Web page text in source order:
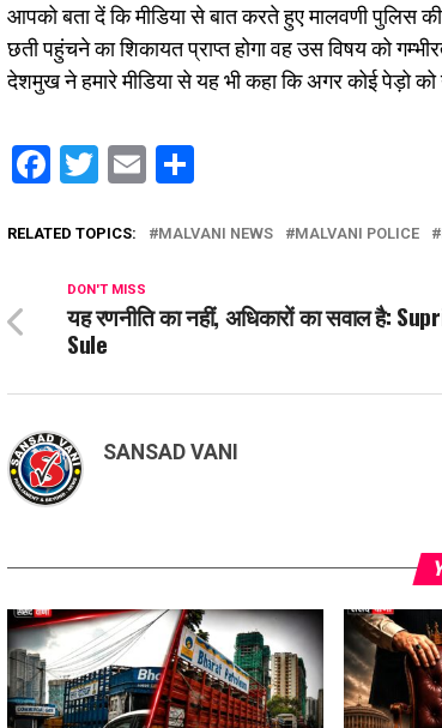
आपको बता दें कि मीडिया से बात करते हुए मालवणी पुलिस
छती पहुंचने का शिकायत प्राप्त होगा वह उस विषय को
देशमुख ने हमारे मीडिया से यह भी कहा कि अगर कोई पेड़ो
Facebook
Twitter
Email
RELATED TOPICS: MALVANI NEWS MALVANI POLICE
DON'T MISS
यह रणनीति का नहीं, अधिकारों का सवाल है:
Sule
SANSAD VANI